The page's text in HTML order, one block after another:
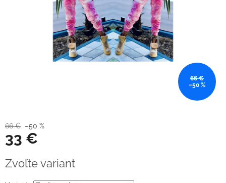
66 €
–50 %
66 € –50 %
33 €
cena:
Zvoľte variant